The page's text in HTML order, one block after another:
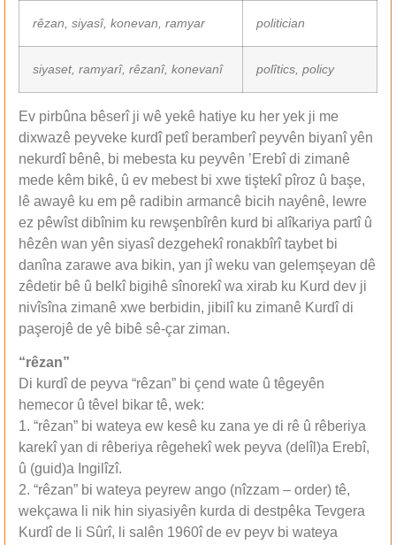
rêzan, siyasî, konevan, ramyar politician
siyaset, ramyarî, rêzanî, konevanî polîtics, policy
Ev pirbûna bêserî ji wê yekê hatiye ku her yek ji me
dixwazê peyveke kurdî petî beramberî peyvên biyanî yên
nekurdî bênê, bi mebesta ku peyvên ’Erebî di zimanê
mede kêm bikê, û ev mebest bi xwe tiştekî pîroz û başe,
lê awayê ku em pê radibin armancê bicih nayênê, lewre
ez pêwîst dibînim ku rewşenbîrên kurd bi alîkariya partî û
hêzên wan yên siyasî dezgehekî ronakbîrî taybet bi
danîna zarawe ava bikin, yan jî weku van gelemşeyan dê
zêdetir bê û belkî bigihê sînorekî wa xirab ku Kurd dev ji
nivîsîna zimanê xwe berbidin, jibilî ku zimanê Kurdî di
paşerojê de yê bibê sê-çar ziman.
“rêzan”
Di kurdî de peyva “rêzan” bi çend wate û têgeyên
hemecor û têvel bikar tê, wek:
1. “rêzan” bi wateya ew kesê ku zana ye di rê û rêberiya
karekî yan di rêberiya rêgehekî wek peyva (delîl)a Erebî,
û (guid)a Ingilîzî.
2. “rêzan” bi wateya peyrew ango (nîzzam – order) tê,
wekçawa li nik hin siyasiyên kurda di destpêka Tevgera
Kurdî de li Sûrî, li salên 1960î de ev peyv bi wateya